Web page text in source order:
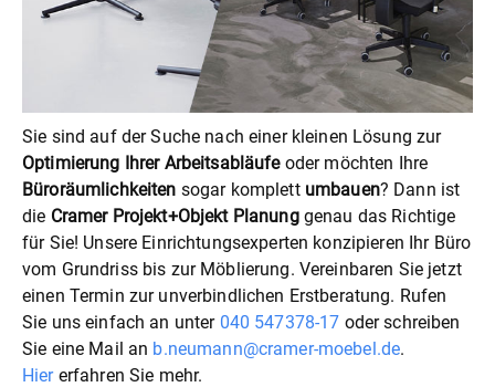
Sie sind auf der Suche nach einer kleinen Lösung zur
Optimierung Ihrer Arbeitsabläufeoder möchten Ihre
Büroräumlichkeiten sogar komplett umbauen? Dann ist
die Cramer Projekt+Objekt Planunggenau das Richtige
für Sie! Unsere Einrichtungsexperten konzipieren Ihr Büro
vom Grundriss bis zur Möblierung. Vereinbaren Sie jetzt
einen Termin zur unverbindlichen Erstberatung. Rufen
Sie uns einfach an unter 040 547378-17 oder schreiben
Sie eine Mail an b.neumann@cramer-moebel.de.
Hiererfahren Sie mehr.